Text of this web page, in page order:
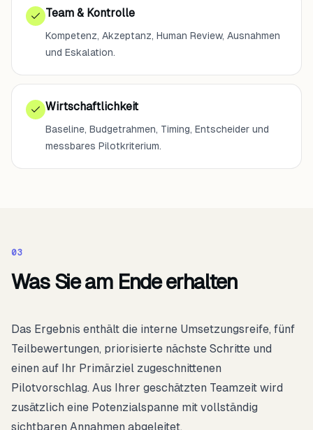
Team & Kontrolle
Kompetenz, Akzeptanz, Human Review, Ausnahmen
und Eskalation.
Wirtschaftlichkeit
Baseline, Budgetrahmen, Timing, Entscheider und
messbares Pilotkriterium.
03
Was Sie am Ende erhalten
Das Ergebnis enthält die interne Umsetzungsreife, fünf
Teilbewertungen, priorisierte nächste Schritte und
einen auf Ihr Primärziel zugeschnittenen
Pilotvorschlag. Aus Ihrer geschätzten Teamzeit wird
zusätzlich eine Potenzialspanne mit vollständig
sichtbaren Annahmen abgeleitet.